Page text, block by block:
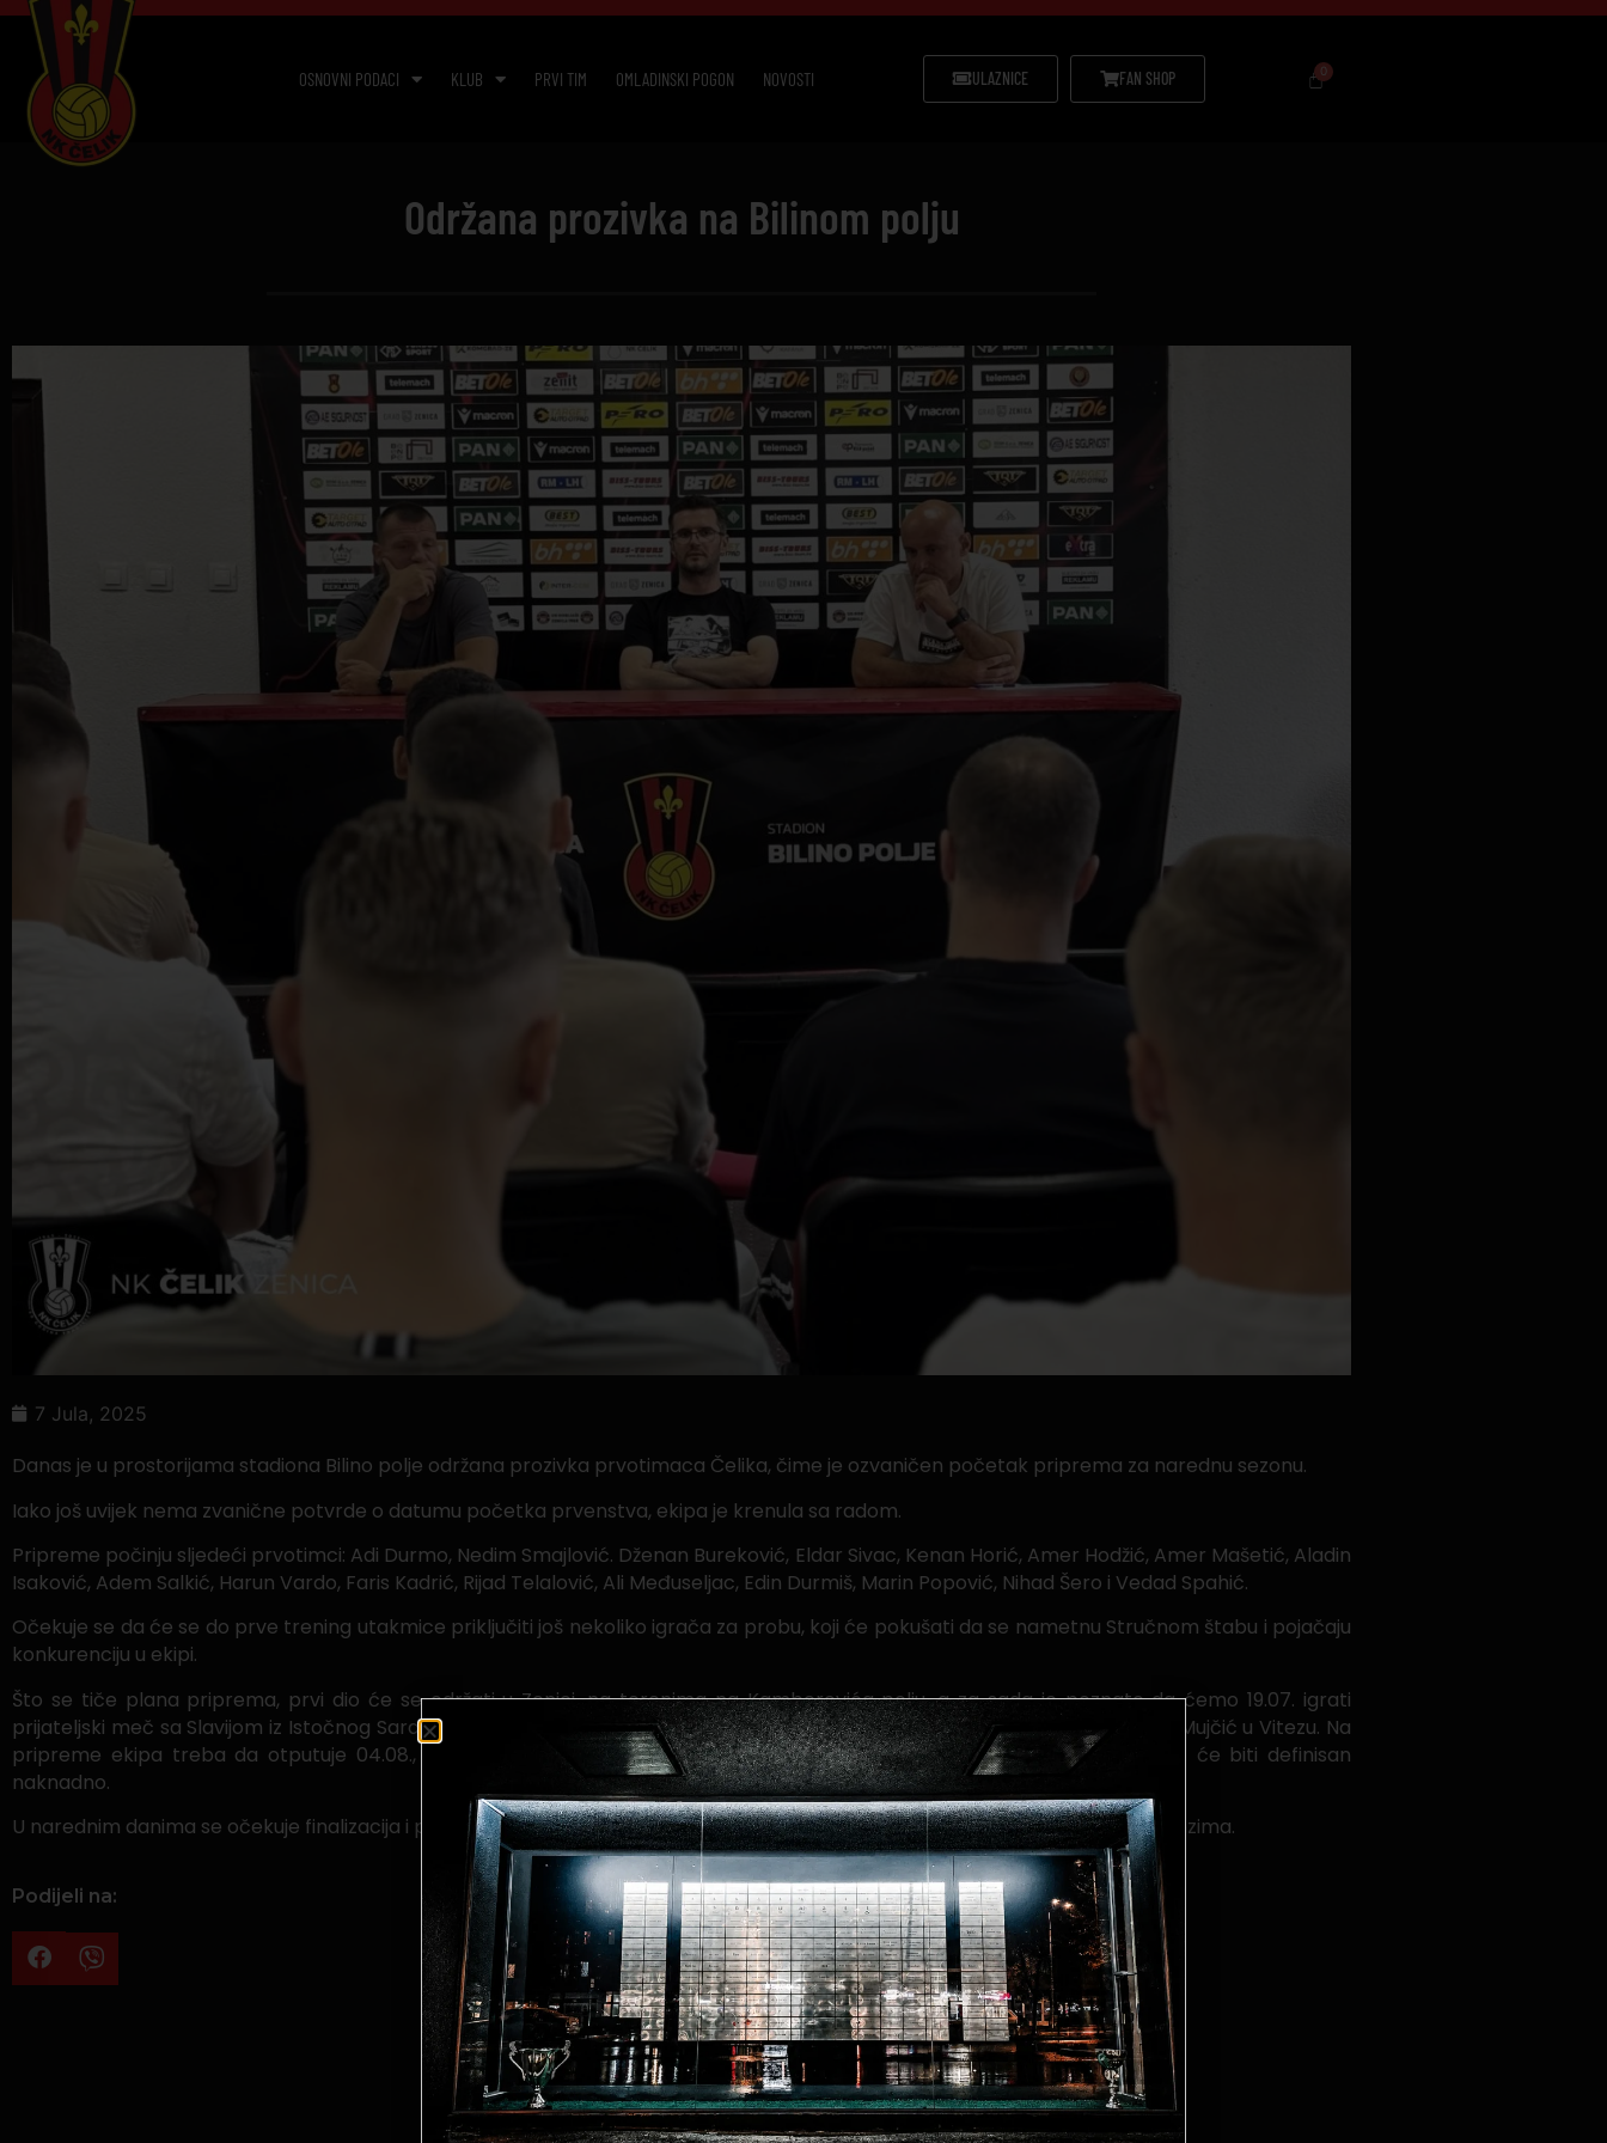
OSNOVNI PODACI KLUB PRVI TIM OMLADINSKI POGON NOVOSTI ULAZNICE FAN SHOP
Održana prozivka na Bilinom polju
7 Jula, 2025
Danas je u prostorijama stadiona Bilino polje održana prozivka prvotimaca Čelika, čime je ozvaničen početak priprema za narednu sezonu.
Iako još uvijek nema zvanične potvrde o datumu početka prvenstva, ekipa je krenula sa radom.
Pripreme počinju sljedeći prvotimci: Adi Durmo, Nedim Smajlović. Dženan Bureković, Eldar Sivac, Kenan Horić, Amer Hodžić, Amer Mašetić, Aladin
Isaković, Adem Salkić, Harun Vardo, Faris Kadrić, Rijad Telalović, Ali Međuseljac, Edin Durmiš, Marin Popović, Nihad Šero i Vedad Spahić.
Očekuje se da će se do prve trening utakmice priključiti još nekoliko igrača za probu, koji će pokušati da se nametnu Stručnom štabu i pojačaju
konkurenciju u ekipi.
Što se tiče plana priprema, prvi dio će se održati u Zenici, na terenima na Kamberovića polju, a za sada je poznato da ćemo 19.07. igrati
prijateljski meč sa Slavijom iz Istočnog Sarajeva. Sedmicu poslije, 26. i 27. jula ćemo biti učesnici tradiciolanlnog turnira Galib Mujčić u Vitezu. Na
pripreme ekipa treba da otputuje 04.08., uz povratak 10.08. Protivnici na pripremama, kao i protivnik u generalci 16.08. će biti definisan
naknadno.
U narednim danima se očekuje finalizacija i potpisi ugovora sa nekoliko novih igrača i pojačanja, kao i njihovo priključenje treninzima.
Podijeli na: